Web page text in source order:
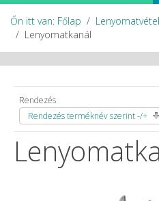
Őn itt van: Főlap
Lenyomatkanál
Rendezés
Rendezés terméknév szerint -/+